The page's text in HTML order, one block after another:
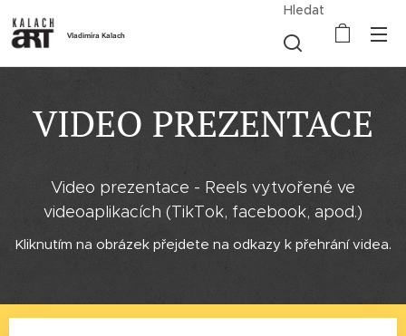
Vladimíra Kalach
Hledat
VIDEO PREZENTACE
Video prezentace - Reels vytvořené ve
videoaplikacích (TikTok, facebook, apod.)
Kliknutím na obrázek přejdete na odkazy k přehrání videa.